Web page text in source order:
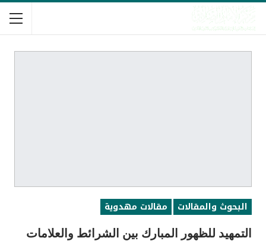
البحوث والمقالات مقالات مهدوية
التمهيد للظهور المبارك بين الشرائط والعلامات